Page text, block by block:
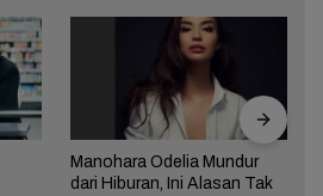
Manohara Odelia Mundur
dari Hiburan, Ini Alasan Tak